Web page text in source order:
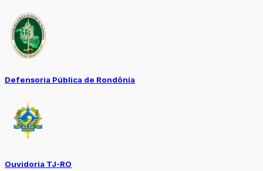
Defensoria Pública de Rondônia
Ouvidoria TJ-RO